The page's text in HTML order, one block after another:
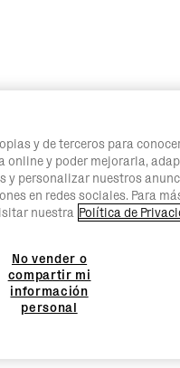
y de terceros para
online y poder mejorarla,
y personalizar nuestros
en redes sociales. Para
nuestra Política de
No vender o
compartir mi
información
personal